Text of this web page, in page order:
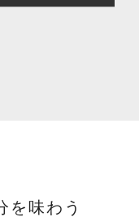
を味わう